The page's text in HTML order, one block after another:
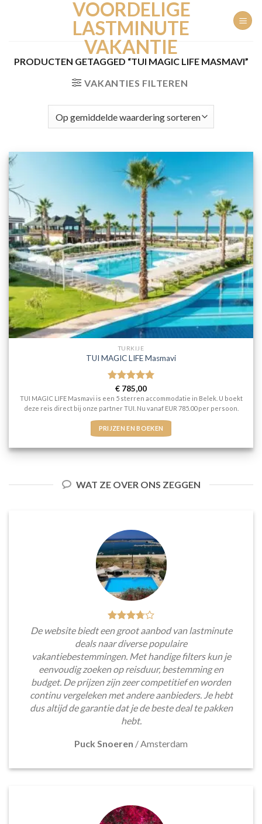
VOORDELIGE
LASTMINUTE
VAKANTIE
PRODUCTEN GETAGGED “TUI MAGIC LIFE MASMAVI”
VAKANTIES FILTEREN
TURKIJE
TUI MAGIC LIFE Masmavi
Gewaardeerd
5uit 5
€ 785,00
TUI MAGIC LIFE Masmavi is een 5 sterren accommodatie in Belek. U boekt
deze reis direct bij onze partner TUI. Nu vanaf EUR 785.00 per persoon.
PRIJZEN EN BOEKEN
WAT ZE OVER ONS ZEGGEN
De website biedt een groot aanbod van lastminute
deals naar diverse populaire
vakantiebestemmingen. Met handige filters kun je
eenvoudig zoeken op reisduur, bestemming en
budget. De prijzen zijn zeer competitief en worden
continu vergeleken met andere aanbieders. Je hebt
dus altijd de garantie dat je de beste deal te pakken
hebt.
Puck Snoeren /Amsterdam